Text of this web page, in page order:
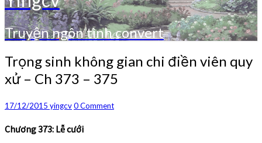
Truyện ngôn tình convert
Trọng
sinh
không
chi
viên
Trọng sinh không gian chi điền viên quy
xử – Ch 373 – 375
17/12/2015 yingcvComments
0 Comment
Chương 373: Lễ cưới